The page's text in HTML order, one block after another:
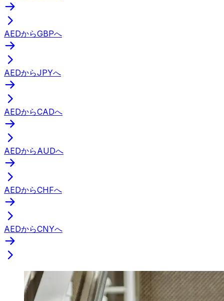
AEDからGBPへ
AEDからJPYへ
AEDからCADへ
AEDからAUDへ
AEDからCHFへ
AEDからCNYへ